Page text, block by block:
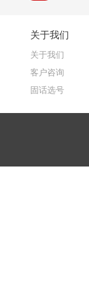
关于我们
关于我们
客户咨询
固话选号